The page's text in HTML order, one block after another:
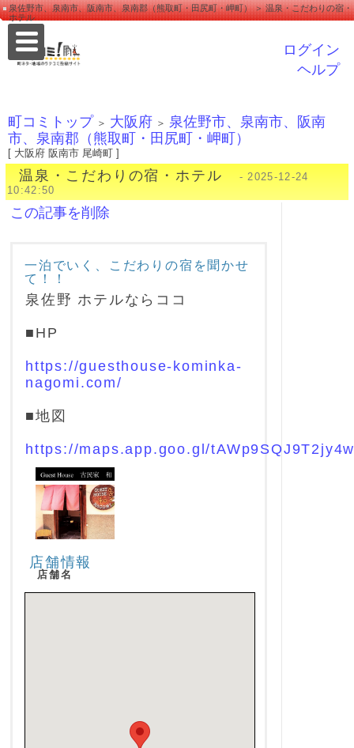
泉佐野市、泉南市、阪南市、泉南郡（熊取町・田尻町・岬町） ＞ 温泉・こだわりの宿・
ホテル
ログイン
ヘルプ
町コミトップ ＞ 大阪府 ＞ 泉佐野市、泉南市、阪南
市、泉南郡（熊取町・田尻町・岬町）
[ 大阪府 阪南市 尾崎町 ]
温泉・こだわりの宿・ホテル
- 2025-12-24
10:42:50
この記事を削除
一泊でいく、こだわりの宿を聞かせ
て！！
泉佐野 ホテルならココ
■HP
https://guesthouse-kominka-
nagomi.com/
■地図
https://maps.app.goo.gl/
店舗情報
店舗名